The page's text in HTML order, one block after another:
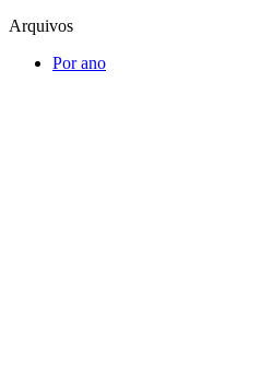
Arquivos
Por ano